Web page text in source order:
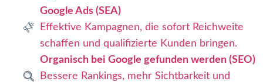
Google Ads (SEA)
Effektive Kampagnen, die sofort Reichweite
schaffen und qualifizierte Kunden bringen.
Organisch bei Google gefunden werden (SEO)
Bessere Rankings, mehr Sichtbarkeit und